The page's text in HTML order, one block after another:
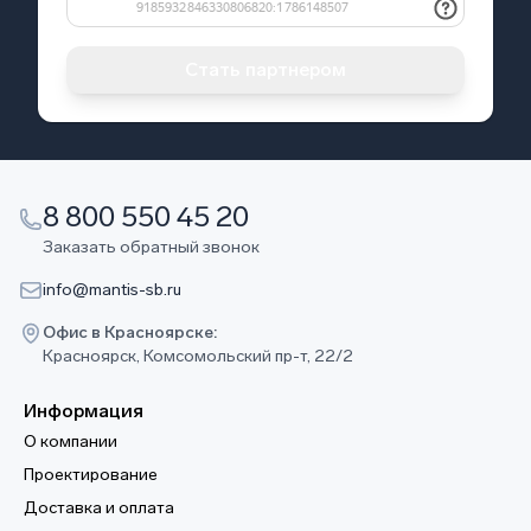
8 800 550 45 20
Заказать обратный звонок
info@mantis-sb.ru
Офис в Красноярске:
Красноярск, Комсомольский пр-т, 22/2
Информация
О компании
Проектирование
Доставка и оплата